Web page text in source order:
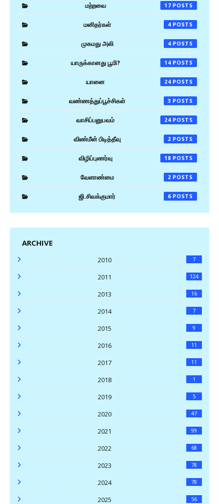
மற்றவை 17
மனிதர்கள் 4
முகமது அலி 4
யாருக்கானது பூமி? 14
யானை 24
வண்ணத்துப்பூச்சிகள் 3
வாசிப்பனுபவம் 24
விண்மீன் பிடித்தீவு 2
விழிப்புணர்வு 18
வேளாண்மை 2
ஜி.சிவக்குமார் 6
ARCHIVE
2010 7
2011 124
2013 16
2014 7
2015 9
2016 11
2017 11
2018 1
2019 5
2020 47
2021 99
2022 68
2023 78
2024 78
2025 56